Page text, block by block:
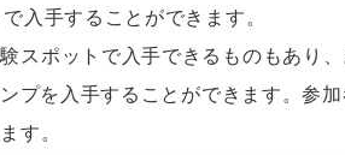
入手することができます。
スポットで入手できるものもあり
プを入手することができます。参
す。